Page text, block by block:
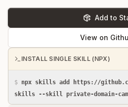
Add to
View on
INSTALL SINGLE SKILL (NPX)
$ npx skills add https://
skills --skill private-domain-